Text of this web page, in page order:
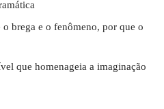
o brega e o fenômeno, por que o
que homenageia a imaginação